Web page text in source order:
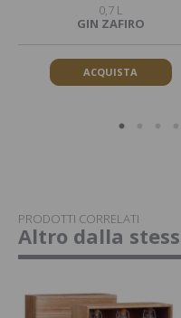
0,7 L
GIN ZAFIRO
ACQUISTA
PRODOTTI CORRELATI
Altro dalla